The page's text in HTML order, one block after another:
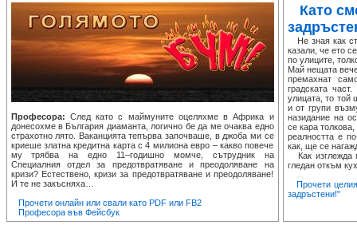
Професора: След като с маймуните оцеляхме в Африка и
донесохме в България диаманта, логично бе да ме очаква едно
страхотно лято. Ваканцията тепърва започваше, в джоба ми се
криеше златна кредитна карта с 4 милиона евро – какво повече
му трябва на едно 11–годишно момче, сътрудник на
Специалния отдел за предотвратяване и преодоляване на
кризи? Естествено, кризи за предотвратяване и преодоляване!
И те не закъсняха…
Прочети онлайн или свали като PDF или FB2
Професора във Фейсбук
Като
Не зная как
казали, че ето
по улиците,
Май нещата
премахнат
градската
улицата, то той
и от групи
назидание на
се кара
реалността е
как, ще се
Как изглежда
гледан откъм
Прочети
задръстени!"